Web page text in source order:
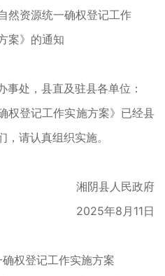
资源统一确权登记工作
》的通知
处，县直及驻县各单位：
登记工作实施方案》已经县
请认真组织实施。
湘阴县人民政府
2025年8月11日
权登记工作实施方案